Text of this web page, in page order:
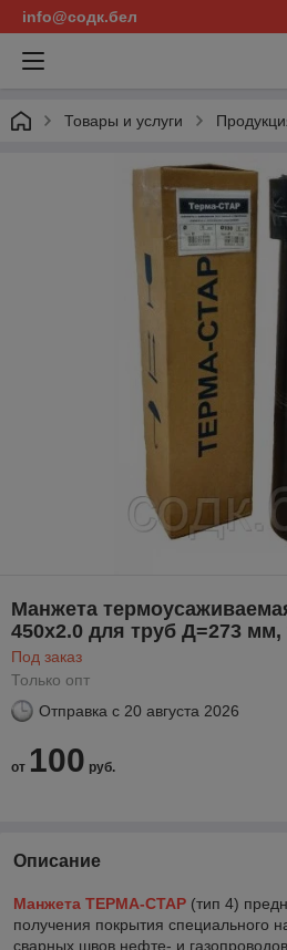
info@содк.бел
Товары и услуги
Манжета
450x2.0 для труб Д=273 мм,
Под заказ
Только опт
Отправка с 20 августа 2026
от 100 руб.
Описание
Манжета ТЕРМА-СТАР (тип 4)
получения покрытия специального
сварных швов нефте- и